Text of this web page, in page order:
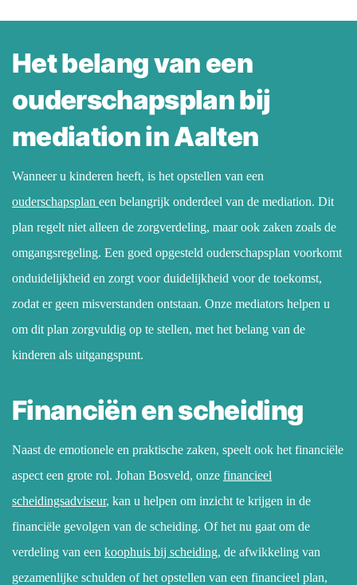
Het belang van een
ouderschapsplan bij
mediation in Aalten
Wanneer u kinderen heeft, is het opstellen van een
ouderschapsplan een belangrijk onderdeel van de mediation. Dit
plan regelt niet alleen de zorgverdeling, maar ook zaken zoals de
omgangsregeling. Een goed opgesteld ouderschapsplan voorkomt
onduidelijkheid en zorgt voor duidelijkheid voor de toekomst,
zodat er geen misverstanden ontstaan. Onze mediators helpen u
om dit plan zorgvuldig op te stellen, met het belang van de
kinderen als uitgangspunt.
Financiën en scheiding
Naast de emotionele en praktische zaken, speelt ook het financiële
aspect een grote rol. Johan Bosveld, onze financieel
scheidingsadviseur, kan u helpen om inzicht te krijgen in de
financiële gevolgen van de scheiding. Of het nu gaat om de
verdeling van een koophuis bij scheiding, de afwikkeling van
gezamenlijke schulden of het opstellen van een financieel plan,